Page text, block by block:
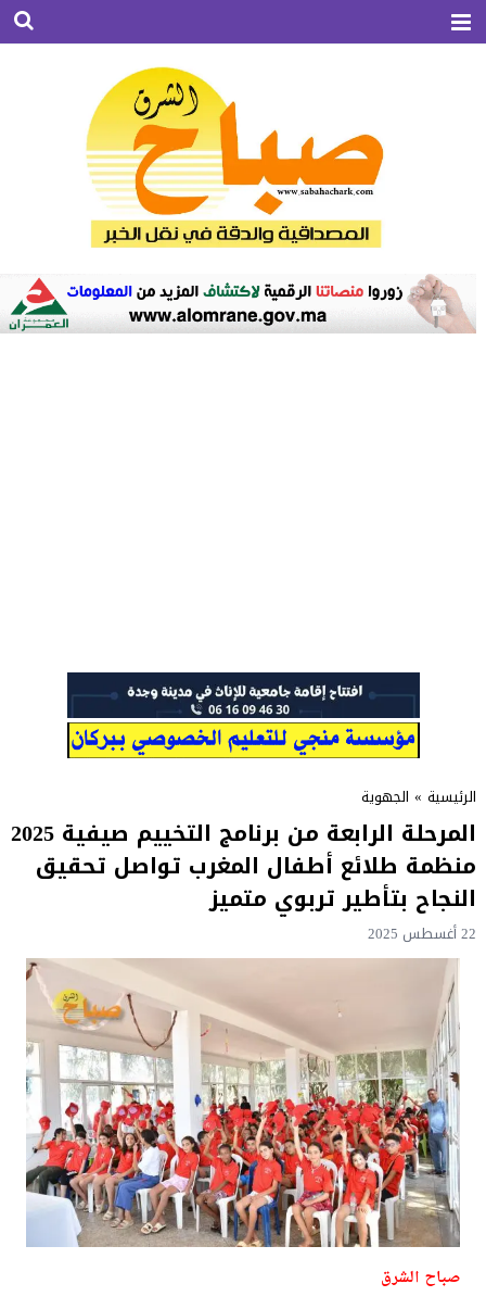
الرئيسية » الجهوية
المرحلة الرابعة من برنامج التخييم صيفية 2025
منظمة طلائع أطفال المغرب تواصل تحقيق
النجاح بتأطير تربوي متميز
22 أغسطس 2025
صباح الشرق